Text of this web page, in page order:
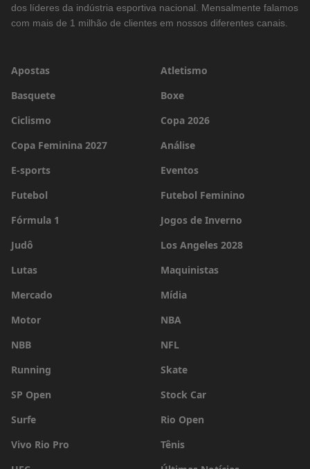
dos líderes da indústria esportiva nacional. Mensalmente falamos
com mais de 1 milhão de clientes em nossos diferentes canais.
Apostas
Atletismo
Basquete
Boxe
Ciclismo
Copa 2026
Copa Feminina 2027
Análise
E-sports
Eventos
Futebol
Futebol Feminino
Fórmula 1
Jogos de Inverno
Judô
Los Angeles 2028
Lutas
Maquinistas
Mercado
Mídia
Motor
NBA
NBB
NFL
Running
Skate
SP Open
Stock Car
Surfe
Rio Open
Vivo Rio Pro
Tênis